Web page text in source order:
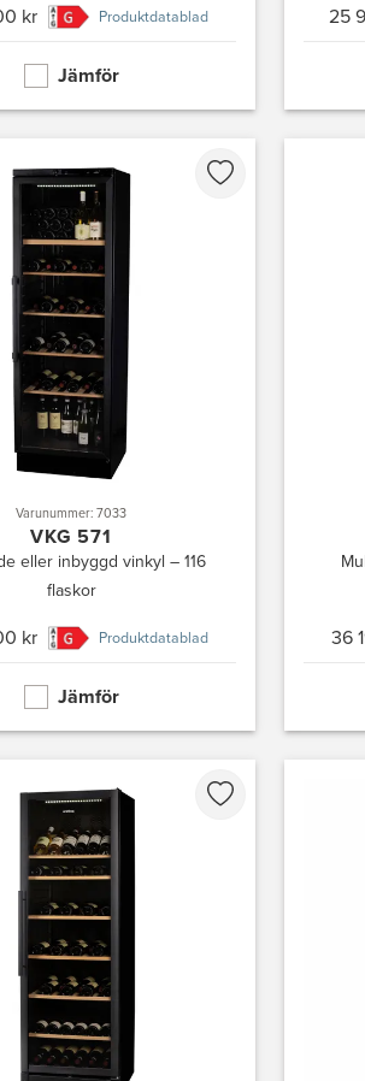
kr Produktdatablad
Jämför
25
Varunummer: 7033
VKG 571
eller inbyggd vinkyl – 116
flaskor
kr Produktdatablad
Jämför
36